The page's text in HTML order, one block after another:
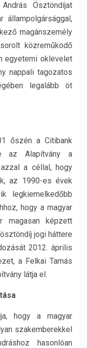
Ösztöndíjat
magánszemély
közreműködő
egyetemi oklevelet
nappali tagozatos
legalább öt
őszén a Citibank
az Alapítvány a
a céllal, hogy
az 1990-es évek
legkiemelkedőbb
hogy a magyar
magasan képzett
jogi háttere
2012. április
a Felkai Tamás
látja el.
hogy a magyar
szakemberekkel
hasonlóan